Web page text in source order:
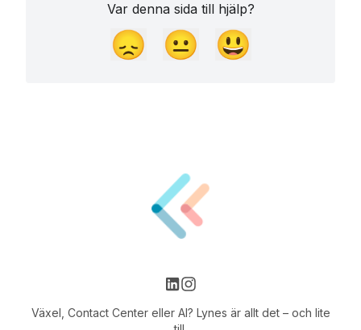
Var denna sida till hjälp?
😞 😐 😃
Växel, Contact Center eller AI? Lynes är allt det – och lite